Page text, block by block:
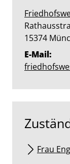
Straße:
PLZ:
15374 Ort:
E-Mail:
Frau